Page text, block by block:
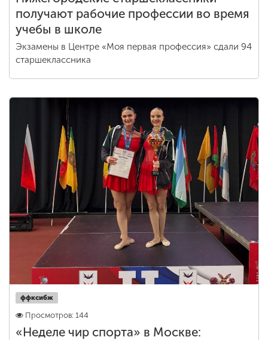
получают рабочие профессии во время
учебы в школе
Экзамены в Центре «Моя первая профессия» сдали 94
старшеклассника
ффксибж
Просмотров: 144
«Неделе чир спорта» в Москве: